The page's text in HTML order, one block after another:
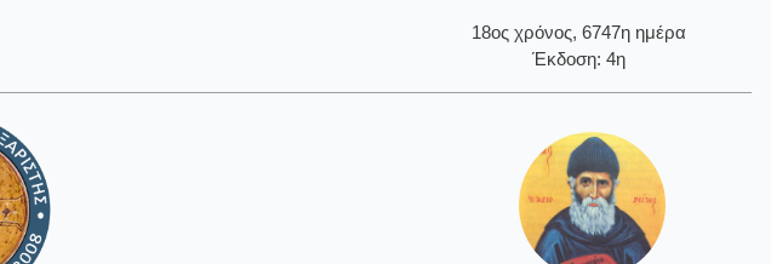
18ος χρόνος, 6747η ημέρα
Έκδοση: 4η